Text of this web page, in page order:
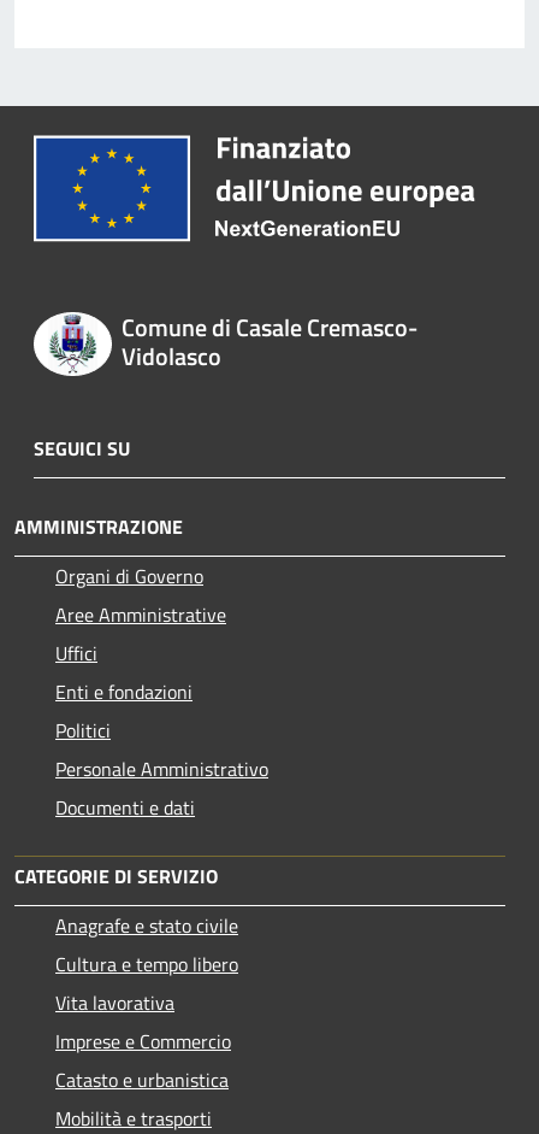
Comune di Casale Cremasco-
Vidolasco
SEGUICI SU
AMMINISTRAZIONE
Organi di Governo
Aree Amministrative
Uffici
Enti e fondazioni
Politici
Personale Amministrativo
Documenti e dati
CATEGORIE DI SERVIZIO
Anagrafe e stato civile
Cultura e tempo libero
Vita lavorativa
Imprese e Commercio
Catasto e urbanistica
Mobilità e trasporti